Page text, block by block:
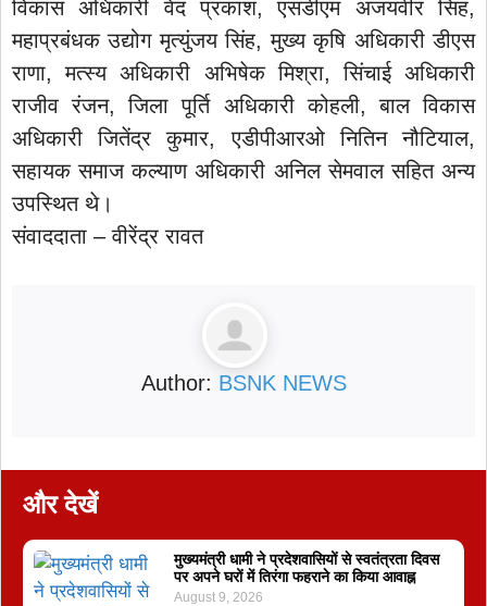
विकास अधिकारी वेद प्रकाश, एसडीएम अजयवीर सिंह,
महाप्रबंधक उद्योग मृत्युंजय सिंह, मुख्य कृषि अधिकारी डीएस
राणा, मत्स्य अधिकारी अभिषेक मिश्रा, सिंचाई अधिकारी
राजीव रंजन, जिला पूर्ति अधिकारी कोहली, बाल विकास
अधिकारी जितेंद्र कुमार, एडीपीआरओ नितिन नौटियाल,
सहायक समाज कल्याण अधिकारी अनिल सेमवाल सहित अन्य
उपस्थित थे।
संवाददाता – वीरेंद्र रावत
Author: BSNK NEWS
और देखें
मुख्यमंत्री धामी ने प्रदेशवासियों से स्वतंत्रता दिवस
पर अपने घरों में तिरंगा फहराने का किया आवाह्न
August 9, 2026